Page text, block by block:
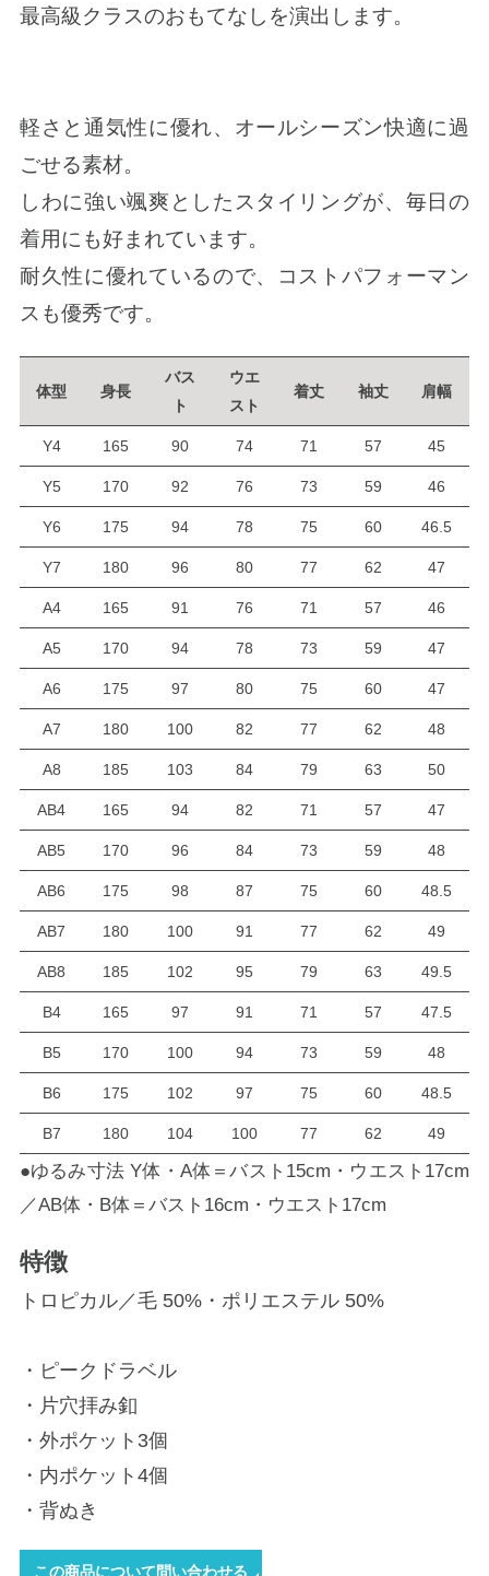
最高級クラスのおもてなしを演出します。
軽さと通気性に優れ、オールシーズン快適に過
ごせる素材。
しわに強い颯爽としたスタイリングが、毎日の
着用にも好まれています。
耐久性に優れているので、コストパフォーマン
スも優秀です。
体型 身長
バス
ト
ウエ
スト
着丈 袖丈 肩幅
Y4 165 90 74 71 57 45
Y5 170 92 76 73 59 46
Y6 175 94 78 75 60 46.5
Y7 180 96 80 77 62 47
A4 165 91 76 71 57 46
A5 170 94 78 73 59 47
A6 175 97 80 75 60 47
A7 180 100 82 77 62 48
A8 185 103 84 79 63 50
AB4 165 94 82 71 57 47
AB5 170 96 84 73 59 48
AB6 175 98 87 75 60 48.5
AB7 180 100 91 77 62 49
AB8 185 102 95 79 63 49.5
B4 165 97 91 71 57 47.5
B5 170 100 94 73 59 48
B6 175 102 97 75 60 48.5
B7 180 104 100 77 62 49
●ゆるみ寸法 Y体・A体＝バスト15cm・ウエスト17cm
／AB体・B体＝バスト16cm・ウエスト17cm
特徴
トロピカル／毛 50%・ポリエステル 50%
・ピークドラベル
・片穴拝み釦
・外ポケット3個
・内ポケット4個
・背ぬき
この商品について問い合わせる